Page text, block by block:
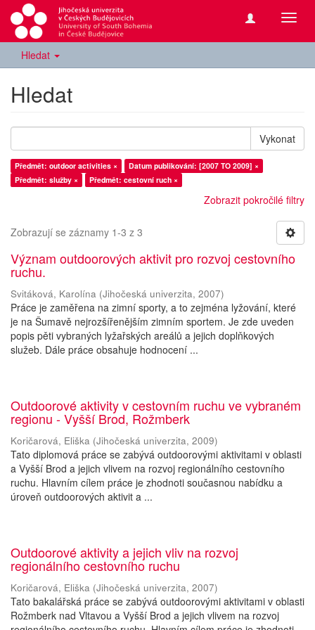
Hledat
Hledat
Vykonat
Předmět: outdoor activities ×
Datum publikování: [2007 TO 2009] ×
Předmět: služby ×
Předmět: cestovní ruch ×
Zobrazit pokročilé filtry
Zobrazují se záznamy 1-3 z 3
Význam outdoorových aktivit pro rozvoj cestovního
ruchu.
Svitáková, Karolína (Jihočeská univerzita, 2007)
Práce je zaměřena na zimní sporty, a to zejména lyžování, které
je na Šumavě nejrozšířenějším zimním sportem. Je zde uveden
popis pěti vybraných lyžařských areálů a jejich doplňkových
služeb. Dále práce obsahuje hodnocení ...
Outdoorové aktivity v cestovním ruchu ve vybraném
regionu - Vyšší Brod, Rožmberk
Koričarová, Eliška (Jihočeská univerzita, 2009)
Tato diplomová práce se zabývá outdoorovými aktivitami v oblasti
a Vyšší Brod a jejich vlivem na rozvoj regionálního cestovního
ruchu. Hlavním cílem práce je zhodnoti současnou nabídku a
úroveň outdoorových aktivit a ...
Outdoorové aktivity a jejich vliv na rozvoj
regionálního cestovního ruchu
Koričarová, Eliška (Jihočeská univerzita, 2007)
Tato bakalářská práce se zabývá outdoorovými aktivitami v oblasti
Rožmberk nad Vltavou a Vyšší Brod a jejich vlivem na rozvoj